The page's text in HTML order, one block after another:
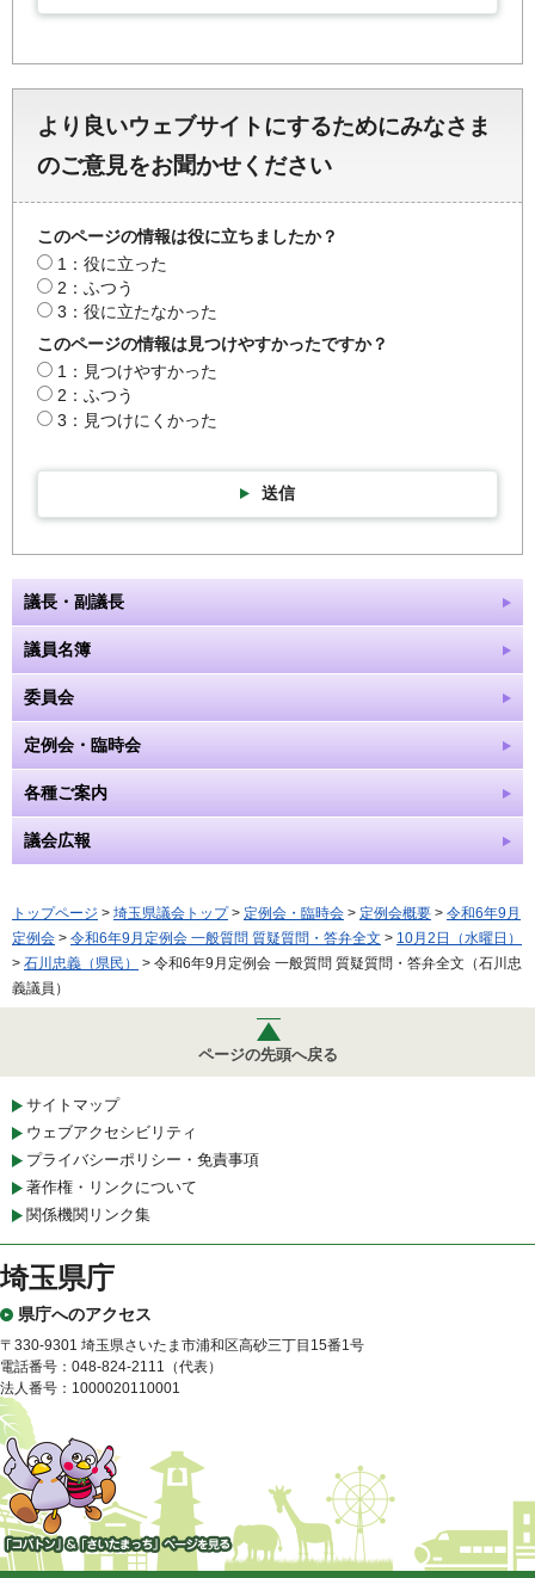
より良いウェブサイトにするためにみなさま
のご意見をお聞かせください
このページの情報は役に立ちましたか？
1：役に立った
2：ふつう
3：役に立たなかった
このページの情報は見つけやすかったですか？
1：見つけやすかった
2：ふつう
3：見つけにくかった
送信
議長・副議長
議員名簿
委員会
定例会・臨時会
各種ご案内
議会広報
トップページ > 埼玉県議会トップ> 定例会・臨時会 > 定例会概要 > 令和6年9月
定例会 > 令和6年9月定例会 一般質問 質疑質問・答弁全文 > 10月2日（水曜日）
> 石川忠義（県民）
> 令和6年9月定例会 一般質問 質疑質問・答弁全文（石川忠
義議員）
ページの先頭へ戻る
サイトマップ
ウェブアクセシビリティ
プライバシーポリシー・免責事項
著作権・リンクについて
関係機関リンク集
埼玉県庁
県庁へのアクセス
〒330-9301 埼玉県さいたま市浦和区高砂三丁目15番1号
電話番号：048-824-2111（代表）
法人番号：1000020110001
「コバトン」&「さいたまっ